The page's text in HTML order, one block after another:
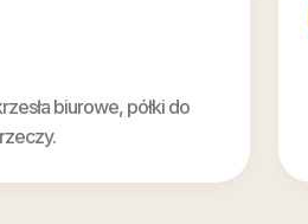
biurowe, półki do